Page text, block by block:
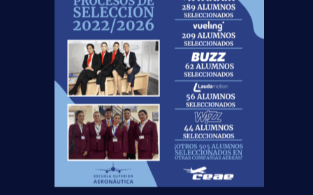
Acepto la Política de Privacidad
EUROCOLLEGE OXFORD ENGLISH INSTITUTE S.L.
le informa que tratará los datos personales que
facilite con la finalidad de gestionar su consulta y
darle respuesta. Puede ejercer sus derechos de
protección de datos a través del e-mail
escuelasuperioraeronautica.com. Para más
información, por favor, consulte nuestra